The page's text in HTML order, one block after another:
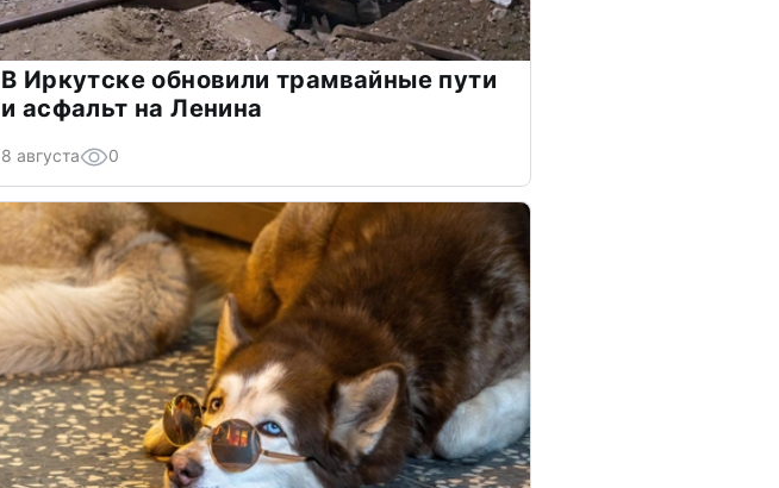
В Иркутске обновили трамвайные пути
и асфальт на Ленина
8 августа 0